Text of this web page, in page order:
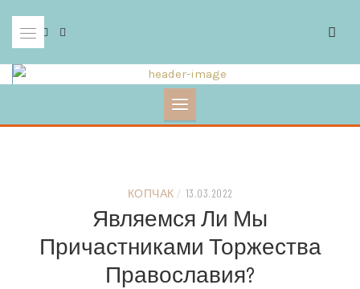
content
КОПЧАК / 13.03.2022
Являемся Ли Мы
Причастниками Торжества
Православия?